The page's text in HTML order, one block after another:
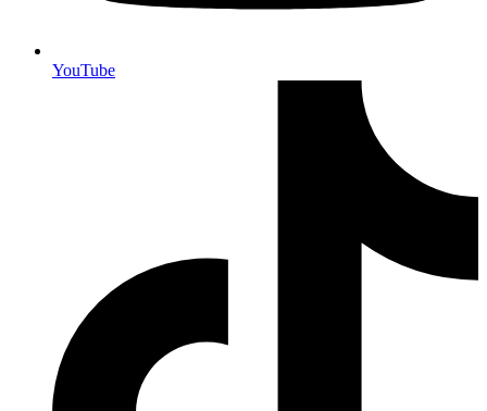
YouTube